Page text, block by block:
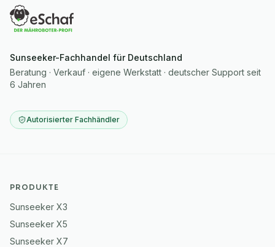
Sunseeker-Fachhandel für Deutschland
Beratung · Verkauf · eigene Werkstatt · deutscher Support seit
6 Jahren
Autorisierter Fachhändler
PRODUKTE
Sunseeker X3
Sunseeker X5
Sunseeker X7